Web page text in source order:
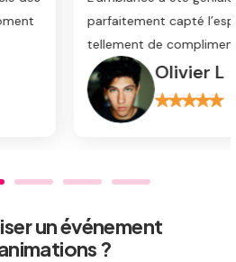
du cirque. Nous avons reçu
un événement
?